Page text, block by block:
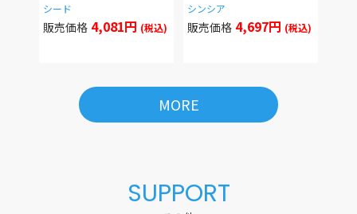
シード
4,081円
シンシア
4,697円
MORE
SUPPORT